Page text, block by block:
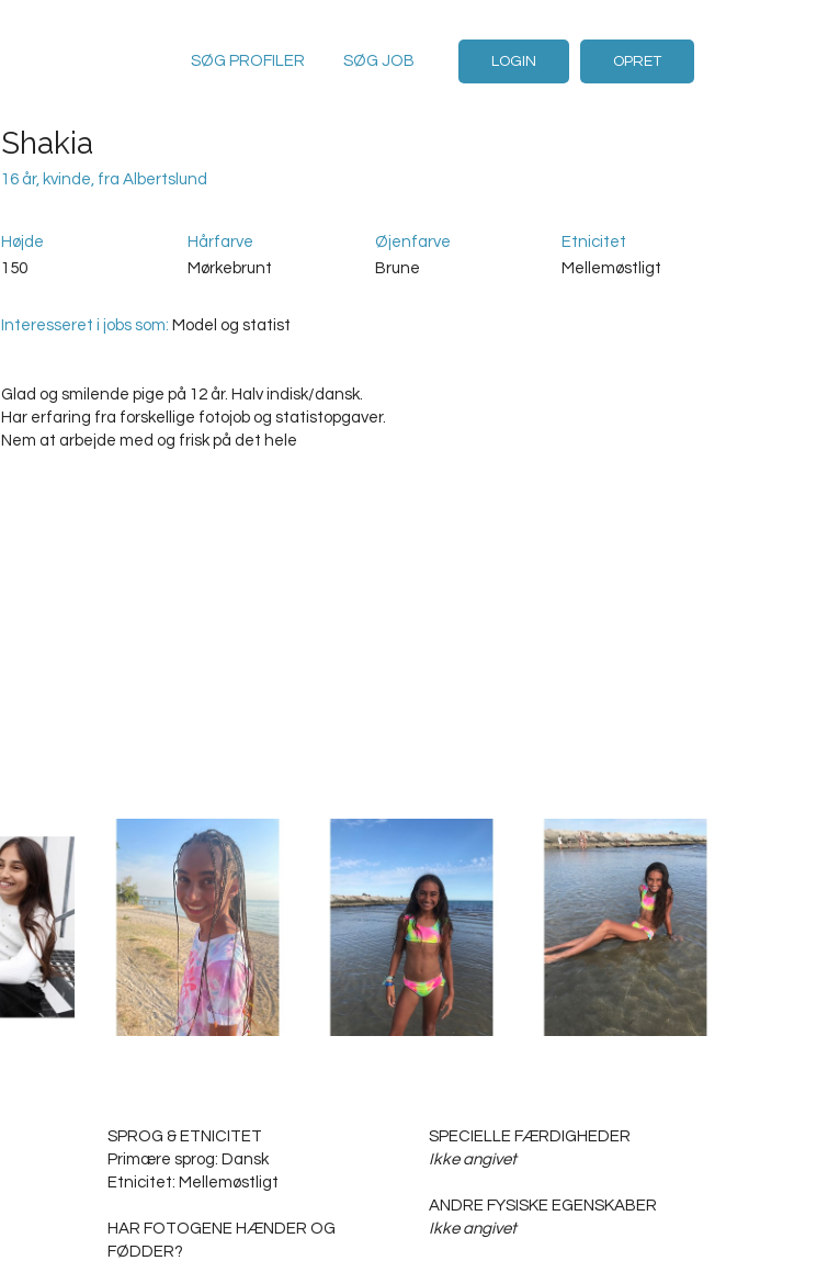
SØG PROFILER SØG JOB LOGIN OPRET
Shakia
16 år, kvinde, fra Albertslund
Højde
150
Hårfarve
Mørkebrunt
Øjenfarve
Brune
Etnicitet
Mellemøstligt
Interesseret i jobs som: Model og statist
Glad og smilende pige på 12 år. Halv indisk/dansk.
Har erfaring fra forskellige fotojob og statistopgaver.
Nem at arbejde med og frisk på det hele
SPROG & ETNICITET
Primære sprog: Dansk
Etnicitet: Mellemøstligt
HAR FOTOGENE HÆNDER OG
FØDDER?
SPECIELLE FÆRDIGHEDER
Ikke angivet
ANDRE FYSISKE EGENSKABER
Ikke angivet